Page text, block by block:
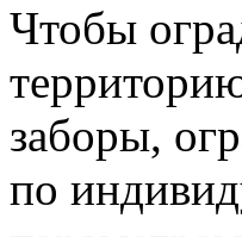
Чтобы
заборы,
по